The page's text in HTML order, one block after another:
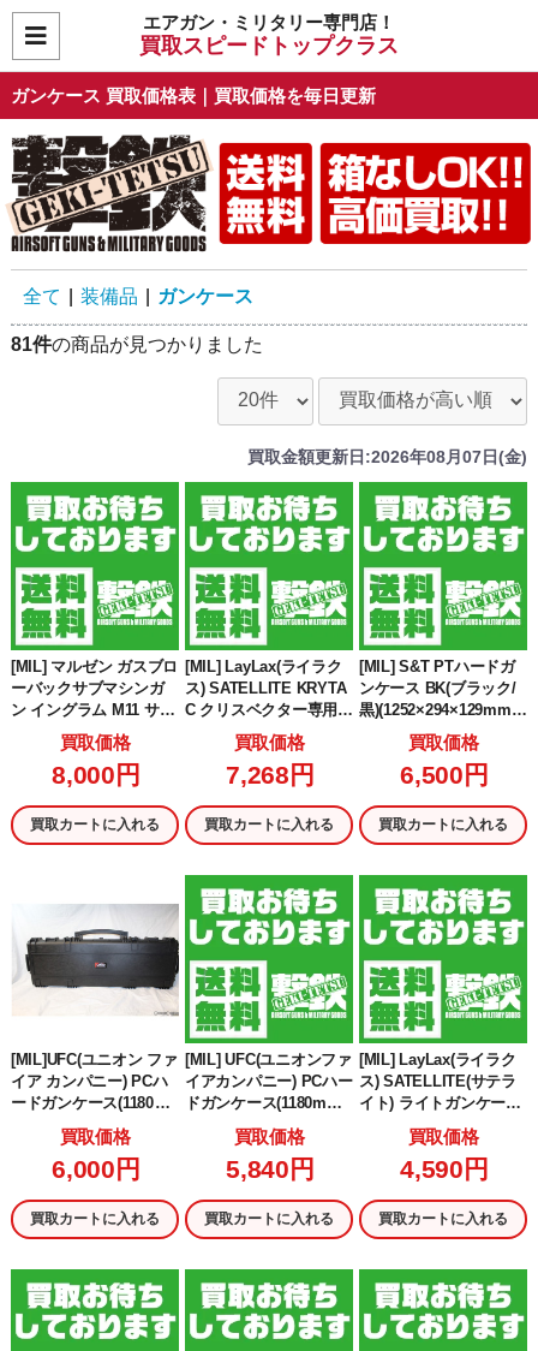
エアガン・ミリタリー専門店！
買取スピードトップクラス
ガンケース 買取価格表｜買取価格を毎日更新
全て 装備品 ガンケース
81件の商品が見つかりました
買取金額更新日:2026年08月07日(金)
[MIL] マルゼン ガスブロ
ーバックサブマシンガ
ン イングラム M11 サプ
レッサー&ガンケースセ
ット (18歳以上専用)
買取価格
8,000円
買取カートに入れる
[MIL] LayLax(ライラク
ス) SATELLITE KRYTA
C クリスベクター専用ガ
ンケース Lサイズ
買取価格
7,268円
買取カートに入れる
[MIL] S&T PTハードガ
ンケース BK(ブラック/
黒)(1252×294×129mm)
(STGC14BK)
買取価格
6,500円
買取カートに入れる
[MIL]UFC(ユニオン ファ
イア カンパニー) PCハ
ードガンケース(1180m
m×410mm) BK(ブラッ
ク/黒)(UFC-GC-22-BK)
買取価格
6,000円
買取カートに入れる
[MIL] UFC(ユニオンファ
イアカンパニー) PCハー
ドガンケース(1180mm×
410mm)(UFCGC022BK)
買取価格
5,840円
買取カートに入れる
[MIL] LayLax(ライラク
ス) SATELLITE(サテラ
イト) ライトガンケース
NEO 800
買取価格
4,590円
買取カートに入れる